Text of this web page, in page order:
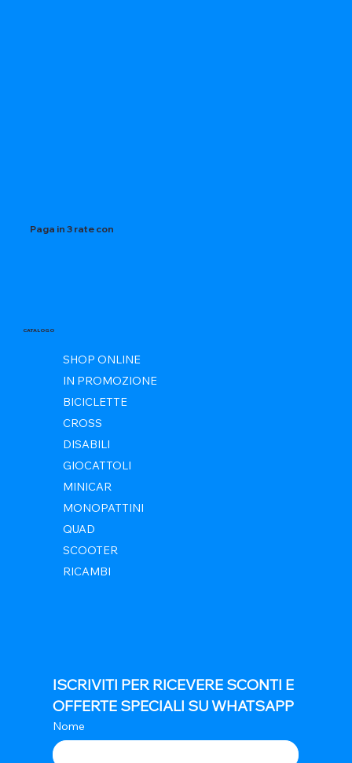
Paga in 3 rate con
CATALOGO
SHOP ONLINE
IN PROMOZIONE
BICICLETTE
CROSS
DISABILI
GIOCATTOLI
MINICAR
MONOPATTINI
QUAD
SCOOTER
RICAMBI
ISCRIVITI PER RICEVERE SCONTI E
OFFERTE SPECIALI SU WHATSAPP
Nome